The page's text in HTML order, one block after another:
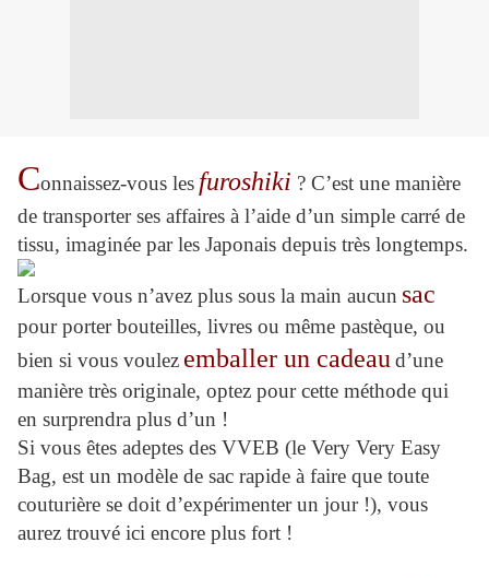
Connaissez-vous les furoshiki ? C’est une manière
de transporter ses affaires à l’aide d’un simple carré de
tissu, imaginée par les Japonais depuis très longtemps.
Lorsque vous n’avez plus sous la main aucun sac
pour porter bouteilles, livres ou même pastèque, ou
bien si vous voulez emballer un cadeau d’une
manière très originale, optez pour cette méthode qui
en surprendra plus d’un !
Si vous êtes adeptes des VVEB (le Very Very Easy
Bag, est un modèle de sac rapide à faire que toute
couturière se doit d’expérimenter un jour !), vous
aurez trouvé ici encore plus fort !